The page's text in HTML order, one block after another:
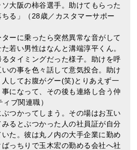
大阪の柿谷選手。助けてもらった
る」（28歳／カスタマーサポー
ターに乗ったら突然異常な音がして
若い男性はなんと溝端淳平くん。
タイミングだった様子。助けを呼
の事を色々話して意気投合。助け
してお腹がグー(笑)とりあえず一
になって、その後も連絡し合う仲
ブ関連職）
ぶつかってしまう。その場はお互い
るとぶつかった人の社員証が自分
た。彼は丸ノ内の大手企業に勤め
っちりで玉木宏の勤める会社へ社